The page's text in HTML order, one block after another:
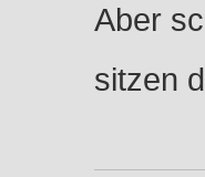
Aber
sitzen